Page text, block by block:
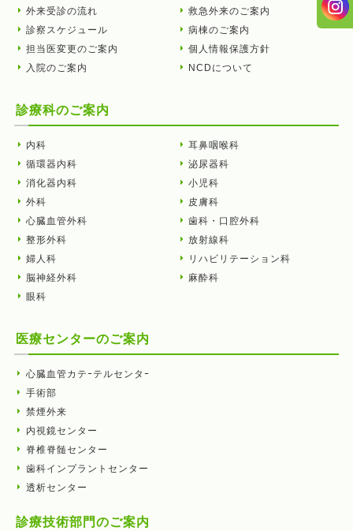
外来受診の流れ
診察スケジュール
担当医変更のご案内
入院のご案内
救急外来のご案内
病棟のご案内
個人情報保護方針
NCDについて
診療科のご案内
内科
循環器内科
消化器内科
外科
心臓血管外科
整形外科
婦人科
脳神経外科
眼科
耳鼻咽喉科
泌尿器科
小児科
皮膚科
歯科・口腔外科
放射線科
リハビリテーション科
麻酔科
医療センターのご案内
心臓血管カテｰテルセンタｰ
手術部
禁煙外来
内視鏡センター
脊椎脊髄センター
歯科インプラントセンター
透析センター
診療技術部門のご案内